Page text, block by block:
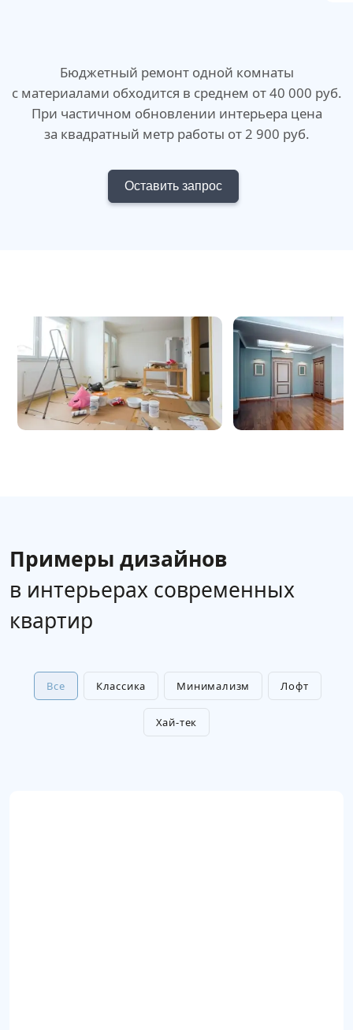
Бюджетный ремонт одной комнаты
с материалами обходится в среднем от 40 000 руб.
При частичном обновлении интерьера цена
за квадратный метр работы от 2 900 руб.
Оставить запрос
Примеры дизайнов
в интерьерах современных
квартир
Все Классика Минимализм Лофт
Хай-тек